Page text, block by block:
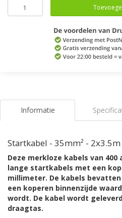
Informatie
Startkabel - 35mm² -
Deze merkloze kabels van
lange startkabels met een
millimeter. De kabels
een koperen binnenzijde
wordt. De kabel wordt
draagtas.